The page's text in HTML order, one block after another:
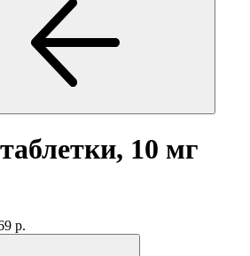
10 мг
р.